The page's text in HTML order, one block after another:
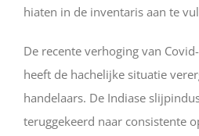
hiaten in de inventaris aan te
De recente verhoging van
heeft de hachelijke situatie
handelaars. De Indiase
teruggekeerd naar consistente